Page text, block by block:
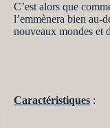
C’est alors que
l’emmènera bien au-
nouveaux mondes et
Caractéristiques :